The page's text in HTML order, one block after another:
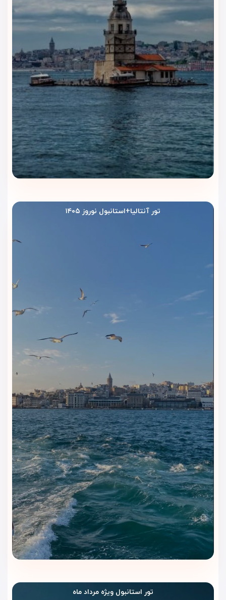
راهنمای انتخاب اتاق در هتل ریچموند
استانبول
اگر اقامت اقتصادی‌تر می‌خواهید، اتاق‌های استاندارد انتخاب
مناسبی هستند. برای فضای راحت‌تر و منظره شهری، اتاق‌های
اگزکیوتیو گزینه بهتری محسوب می‌شوند. اگر سه نفر هستید، اتاق
تریپل استاندارد انتخاب کاربردی‌تری است. برای اقامت لوکس‌تر،
سوئیت‌های Asia، Amber، White و Bosphorus View تجربه‌ای
خاص‌تر در قلب استانبول ایجاد می‌کنند.
رستوران و کافه هتل ریچموند
استانبول | طعم خوش اقامت در
خیابان استقلال
فضای غذاخوری شروع کنند. موقعیت هتل در خیابان استقلال
دسترسی داشته باشند.
در استانبول
صبحانه هتل ریچموند استانبول انتخاب خوبی برای شروع یک روز
پرانرژی در شهر است. مهمانان می‌توانند قبل از قدم‌زدن در خیابان
استقلال، رفتن به میدان تکسیم یا بازدید از برج گالاتا، صبح خود را با
یک وعده کامل‌تر و منظم‌تر آغاز کنند.
رستوران هتل؛ فضایی آرام برای
وعده‌های غذایی
رستوران هتل فضایی مرتب و دلنشین برای صرف غذا دارد. این
بخش برای مسافرانی مناسب است که می‌خواهند بدون خروج از
هتل، وعده‌ای راحت میل کنند و بعد برنامه روزانه خود را در
خیابان‌های پرجنب‌وجوش استانبول ادامه دهند.
کافه و فضای نوشیدنی؛ مکثی کوتاه
میان هیاهوی استقلال
کافه و فضای نوشیدنی هتل برای استراحت کوتاه بعد از خرید،
پیاده‌روی یا جلسه کاری مناسب است. مهمانان می‌توانند چند
دقیقه در محیطی آرام بنشینند و بعد دوباره به حال‌وهوای زنده
خیابان استقلال برگردند.
دسترسی عالی به کافه‌ها و
یکی از جذاب‌ترین مزیت‌های هتل ریچموند استانبول، قرار گرفتن در
تور آنتالیا+استانبول نوروز ۱۴۰۵
تور استانبول ویژه مرداد ماه